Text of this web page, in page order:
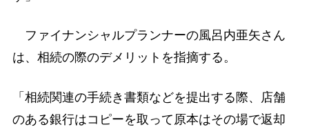
ファイナンシャルプランナーの風呂内亜矢さん
は、相続の際のデメリットを指摘する。
「相続関連の手続き書類などを提出する際、店舗
のある銀行はコピーを取って原本はその場で返却